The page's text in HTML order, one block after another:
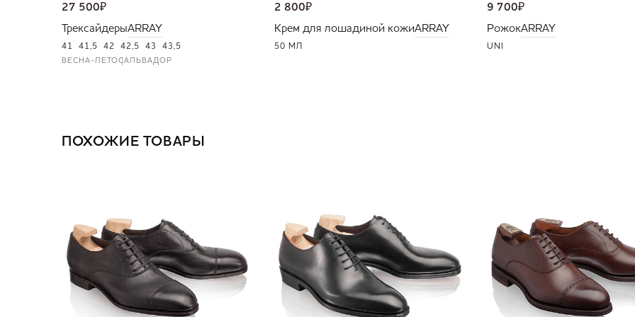
27 500₽
ТрексайдерыARRAY
41 41,5 42 42,5 43 43,5
ВЕСНА-ЛЕТОСАЛЬВАДОР
2 800₽
Крем для лошадиной кожиARRAY
50 МЛ
9 700₽
РожокARRAY
UNI
ПОХОЖИЕ ТОВАРЫ